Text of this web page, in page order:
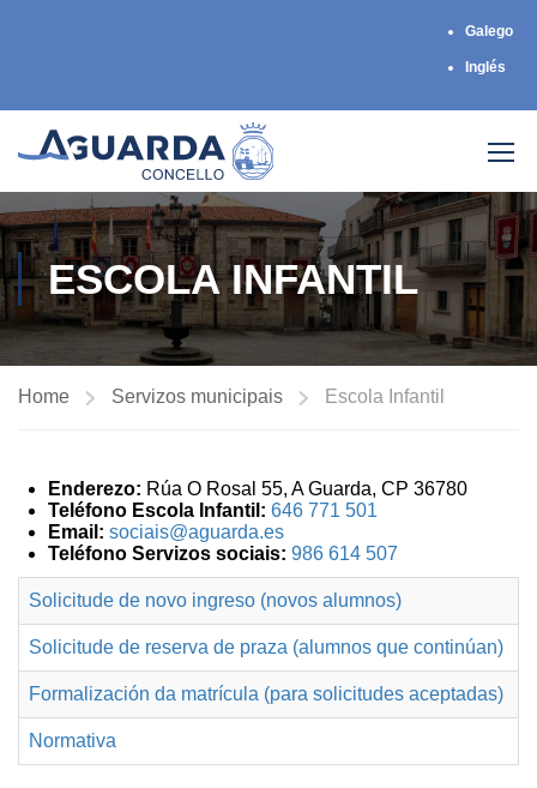
Galego
Inglés
ESCOLA INFANTIL
Home Servizos municipais Escola Infantil
Enderezo: Rúa O Rosal 55, A Guarda, CP 36780
Teléfono Escola Infantil: 646 771 501
Email: sociais@aguarda.es
Teléfono Servizos sociais: 986 614 507
Solicitude de novo ingreso (novos alumnos)
Solicitude de reserva de praza (alumnos que continúan)
Formalización da matrícula (para solicitudes aceptadas)
Normativa